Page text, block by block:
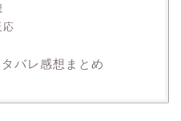
応
バレ感想まとめ